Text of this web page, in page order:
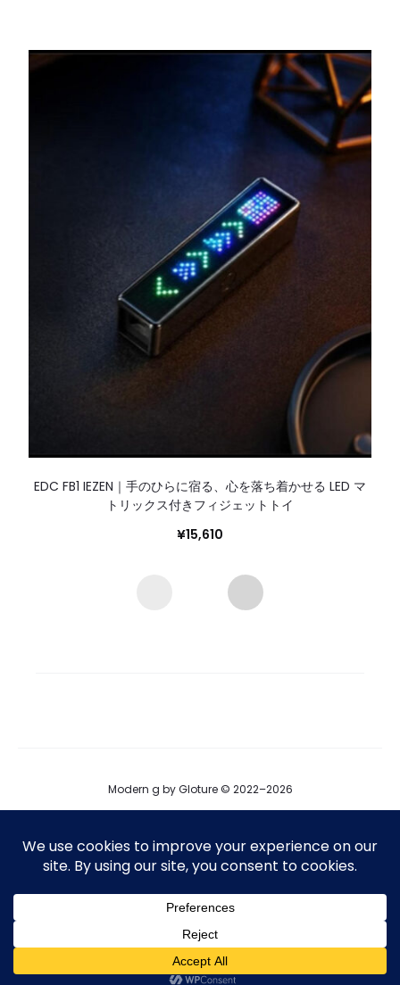
EDC FB1 IEZEN｜手のひらに宿る、心を落ち着かせる LED マ
トリックス付きフィジェットトイ
¥15,610
Modern g by Gloture © 2022–2026
運営会社
プロダクト掲載
T
F